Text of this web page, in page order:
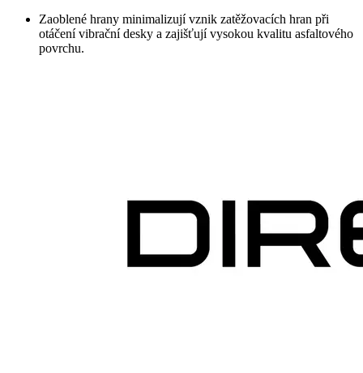
Zaoblené hrany minimalizují vznik zatěžovacích hran při
otáčení vibrační desky a zajišťují vysokou kvalitu asfaltového
povrchu.